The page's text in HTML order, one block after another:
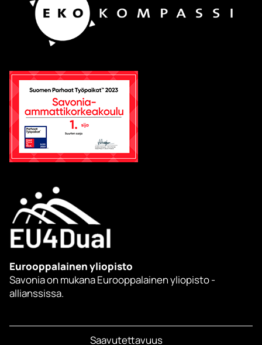
Eurooppalainen yliopisto
Savonia on mukana Eurooppalainen yliopisto -
allianssissa.
Saavutettavuus